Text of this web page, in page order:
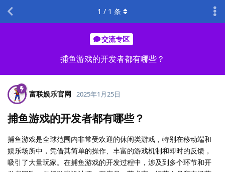
交流专区
捕鱼游戏的开发者都有哪些？
1 / 1 条
富联娱乐官网 2025年1月25日
捕鱼游戏的开发者都有哪些？
捕鱼游戏是全球范围内非常受欢迎的休闲类游戏，特别在移动端和
娱乐场所中，凭借其简单的操作、丰富的游戏机制和即时的反馈，
吸引了大量玩家。在捕鱼游戏的开发过程中，涉及到多个环节和开